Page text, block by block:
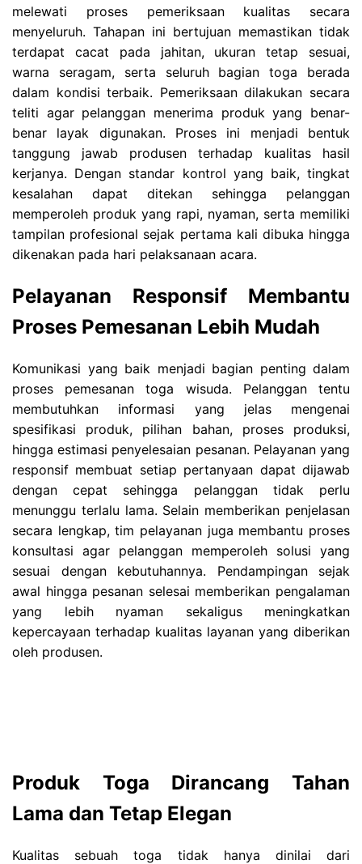
melewati proses pemeriksaan kualitas secara
menyeluruh. Tahapan ini bertujuan memastikan tidak
terdapat cacat pada jahitan, ukuran tetap sesuai,
warna seragam, serta seluruh bagian toga berada
dalam kondisi terbaik. Pemeriksaan dilakukan secara
teliti agar pelanggan menerima produk yang benar-
benar layak digunakan. Proses ini menjadi bentuk
tanggung jawab produsen terhadap kualitas hasil
kerjanya. Dengan standar kontrol yang baik, tingkat
kesalahan dapat ditekan sehingga pelanggan
memperoleh produk yang rapi, nyaman, serta memiliki
tampilan profesional sejak pertama kali dibuka hingga
dikenakan pada hari pelaksanaan acara.
Pelayanan Responsif Membantu
Proses Pemesanan Lebih Mudah
Komunikasi yang baik menjadi bagian penting dalam
proses pemesanan toga wisuda. Pelanggan tentu
membutuhkan informasi yang jelas mengenai
spesifikasi produk, pilihan bahan, proses produksi,
hingga estimasi penyelesaian pesanan. Pelayanan yang
responsif membuat setiap pertanyaan dapat dijawab
dengan cepat sehingga pelanggan tidak perlu
menunggu terlalu lama. Selain memberikan penjelasan
secara lengkap, tim pelayanan juga membantu proses
konsultasi agar pelanggan memperoleh solusi yang
sesuai dengan kebutuhannya. Pendampingan sejak
awal hingga pesanan selesai memberikan pengalaman
yang lebih nyaman sekaligus meningkatkan
kepercayaan terhadap kualitas layanan yang diberikan
oleh produsen.
Produk Toga Dirancang Tahan
Lama dan Tetap Elegan
Kualitas sebuah toga tidak hanya dinilai dari